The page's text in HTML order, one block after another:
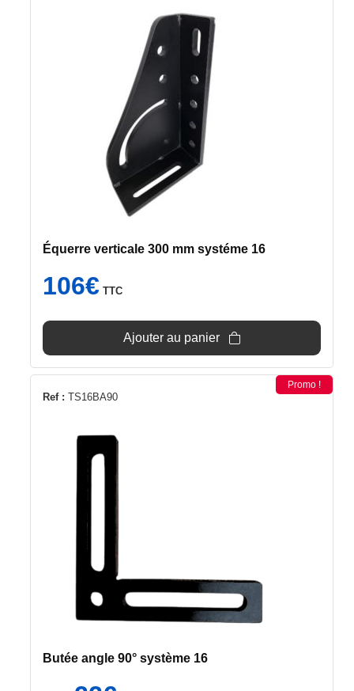
Équerre verticale 300 mm systéme 16
106€ TTC
Ajouter au panier
Ref : TS16BA90
Promo !
Butée angle 90° système 16
Le